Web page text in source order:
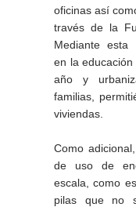
oficinas así
través de la
Mediante esta
en la
año y
familias,
viviendas.
Como
de uso de
escala, como
pilas que no